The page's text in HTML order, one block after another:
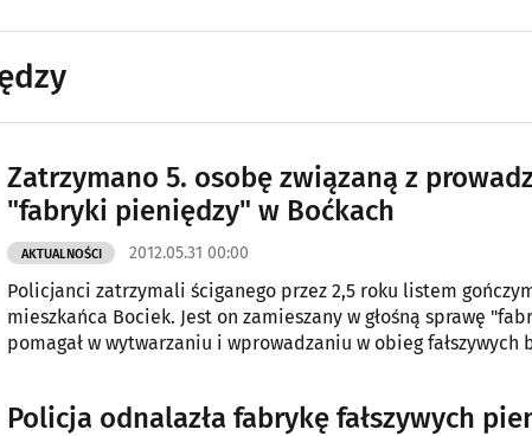
Zatrzymano 5. osobę związaną z
"fabryki pieniędzy" w Boćkach
AKTUALNOŚCI 2012.05.31 00:00
Policjanci zatrzymali ściganego przez 2,5 roku listem
mieszkańca Bociek. Jest on zamieszany w głośną sprawę
pomagał w wytwarzaniu i wprowadzaniu w obieg fałszywych
Policja odnalazła fabrykę fałszywych